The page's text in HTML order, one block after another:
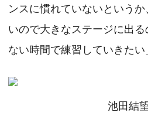
ンスに慣れていないという
いので大きなステージに出
ない時間で練習していきたい
池田結